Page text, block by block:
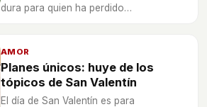
dura para quien ha perdido
AMOR
Planes únicos: huye de los
tópicos de San Valentín
El día de San Valentín es para